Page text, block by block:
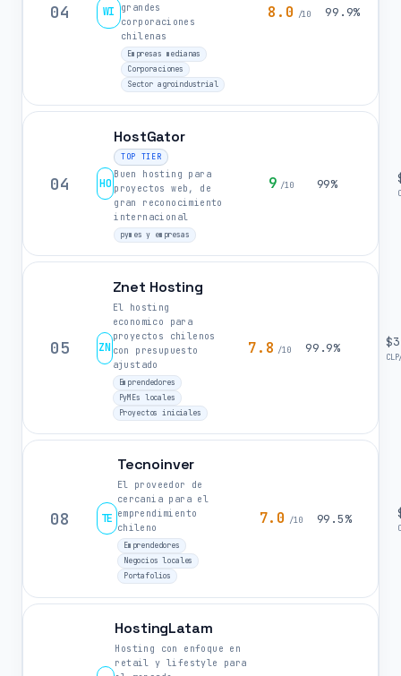
04 WI
grandes
corporaciones
chilenas
Empresas medianas
Corporaciones
Sector agroindustrial
8.0 /10 99.9%
04 HO
HostGator
TOP TIER
Buen hosting para
proyectos web, de
gran reconocimiento
internacional
pymes y empresas
9 /10 99%
05 ZN
Znet Hosting
El hosting
economico para
proyectos chilenos
con presupuesto
ajustado
Emprendedores
PyMEs locales
Proyectos iniciales
7.8 /10 99.9%
08 TE
Tecnoinver
El proveedor de
cercania para el
emprendimiento
chileno
Emprendedores
Negocios locales
Portafolios
7.0 /10 99.5%
HostingLatam
Hosting con enfoque en
retail y lifestyle para